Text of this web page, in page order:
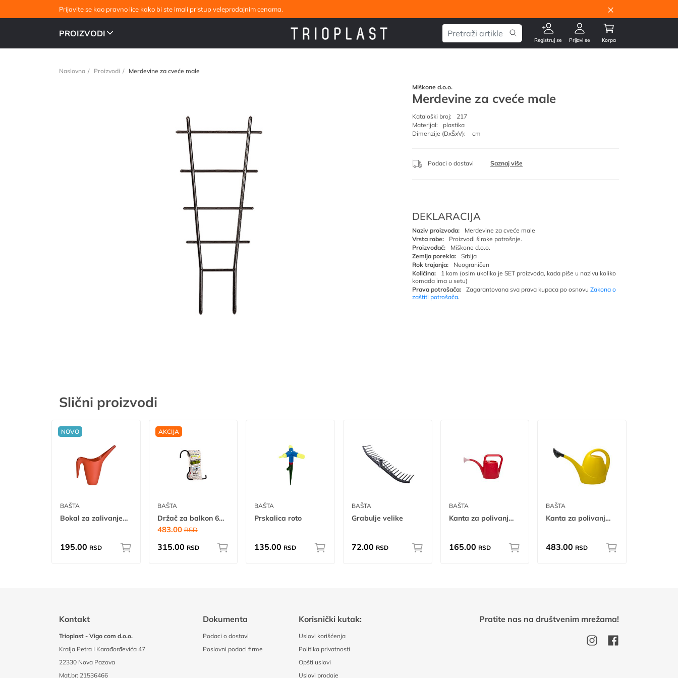
Prijavite se kao pravno lice kako bi ste imali pristup veleprodajnim cenama. ×
PROIZVODI
Registruj se Prijavi se Korpa
Naslovna Proizvodi Merdevine za cveće male
Miškone d.o.o.
Merdevine za cveće male
Kataloški broj:
217
Materijal:
plastika
Dimenzije (DxŠxV):
cm
Podaci o dostavi Saznaj više
DEKLARACIJA
Naziv proizvoda:
Merdevine za cveće male
Vrsta robe:
Proizvodi široke potrošnje.
Proizvođač:
Miškone d.o.o.
Zemlja porekla:
Srbija
Rok trajanja:
Neograničen
Količina:
1 kom (osim ukoliko je SET proizvoda, kada piše u nazivu koliko
komada ima u setu)
Prava potrošača:
Zagarantovana sva prava kupaca po osnovu Zakona o
zaštiti potrošača.
Slični proizvodi
NOVO
BAŠTA
Bokal za zalivanje cveća
195.00 RSD
AKCIJA
BAŠTA
Držač za balkon 60 2/1 A
483.00RSD
315.00 RSD
BAŠTA
Prskalica roto
135.00 RSD
BAŠTA
Grabulje velike
72.00 RSD
BAŠTA
Kanta za polivanje 1.500L
165.00 RSD
BAŠTA
Kanta za polivanje 10L
483.00 RSD
Kontakt
Trioplast - Vigo com d.o.o.
Kralja Petra I Karađorđevića 47
22330 Nova Pazova
Mat.br: 21536466
Dokumenta
Podaci o dostavi
Poslovni podaci firme
Korisnički kutak:
Uslovi korišćenja
Politika privatnosti
Opšti uslovi
Uslovi prodaje
Pratite nas na društvenim mrežama!